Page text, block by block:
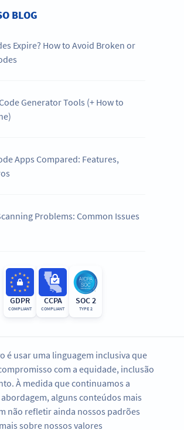
BLOG
Expire? How to Avoid Broken or
Generator Tools (+ How to
Apps Compared: Features,
Problems: Common Issues
GDPR
COMPLIANT
CCPA
COMPLIANT
SOC 2
TYPE 2
é usar uma linguagem inclusiva que
com a equidade, inclusão
À medida que continuamos a
alguns conteúdos mais
não refletir ainda nossos padrões
sobre nossos valores